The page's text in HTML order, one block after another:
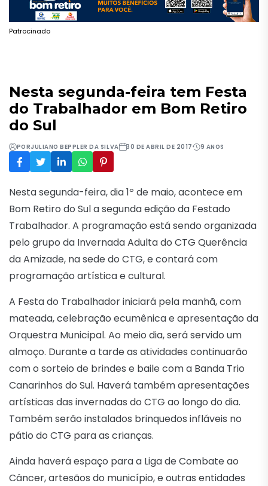
Patrocinado
Nesta segunda-feira tem Festa
do Trabalhador em Bom Retiro
do Sul
PORJULIANO BEPPLER DA SILVA 30 DE ABRIL DE 2017 9 ANOS
Nesta segunda-feira, dia 1º de maio, acontece em
Bom Retiro do Sul a segunda edição da Festado
Trabalhador. A programação está sendo organizada
pelo grupo da Invernada Adulta do CTG Querência
da Amizade, na sede do CTG, e contará com
programação artística e cultural.
A Festa do Trabalhador iniciará pela manhã, com
mateada, celebração ecumênica e apresentação da
Orquestra Municipal. Ao meio dia, será servido um
almoço. Durante a tarde as atividades continuarão
com o sorteio de brindes e baile com a Banda Trio
Canarinhos do Sul. Haverá também apresentações
artísticas das invernadas do CTG ao longo do dia.
Também serão instalados brinquedos infláveis no
pátio do CTG para as crianças.
Ainda haverá espaço para a Liga de Combate ao
Câncer, artesãos do município, e outras entidades